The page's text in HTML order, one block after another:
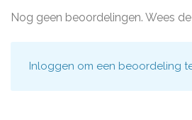
Nog geen beoordelingen. Wees
Inloggen om een beoordeling